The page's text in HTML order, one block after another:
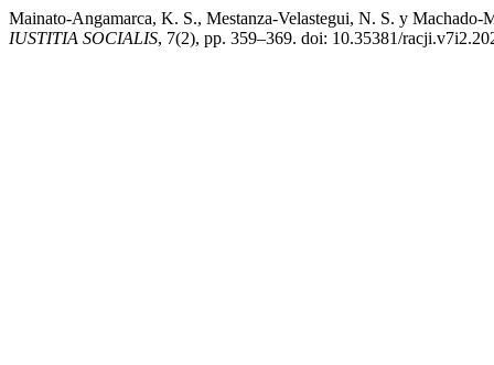
Mainato-Angamarca, K. S., Mestanza-Velastegui, N. S. y
IUSTITIA SOCIALIS, 7(2), pp. 359–369. doi: 10.35381/